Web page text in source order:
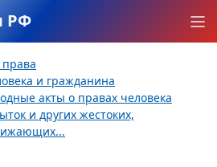
РФ
и гражданина
акты о правах человека
и других жестоких,